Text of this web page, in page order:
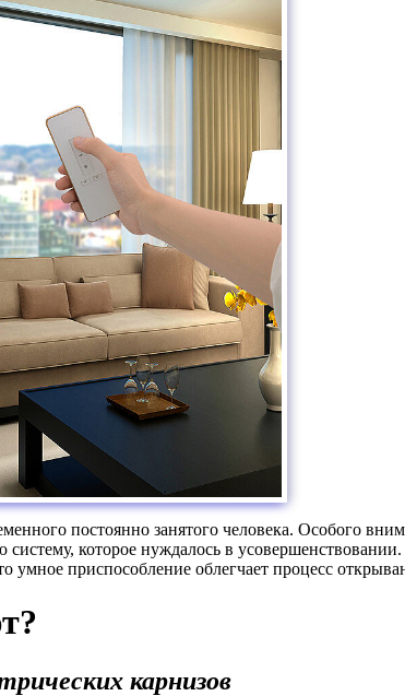
постоянно занятого человека. Особого
которое нуждалось в
умное приспособление облегчает процесс
карнизов